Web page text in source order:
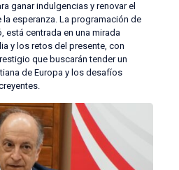
ganar indulgencias y renovar el
esperanza. La programación de
está centrada en una mirada
y los retos del presente, con
que buscarán tender un
de Europa y los desafíos